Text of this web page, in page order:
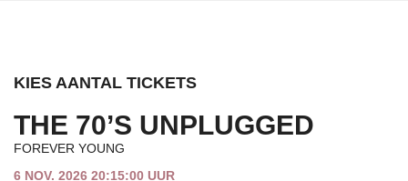
KIES AANTAL TICKETS
THE 70’S UNPLUGGED
FOREVER YOUNG
6 NOV. 2026 20:15:00 UUR